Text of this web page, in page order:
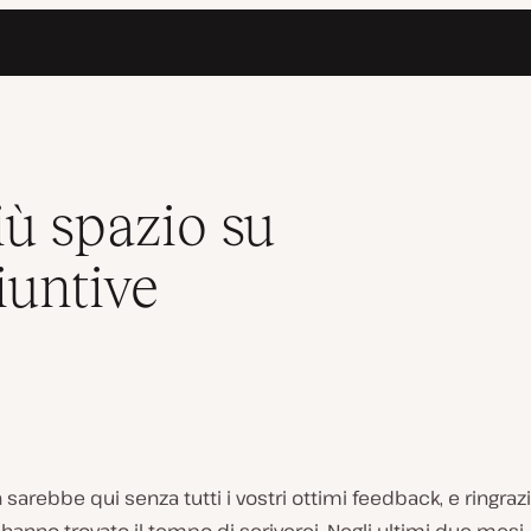
spazio su
sarebbe qui senza tutti i vostri ottimi feedback, e